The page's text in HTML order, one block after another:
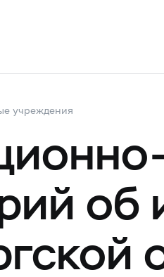
учреждения
об